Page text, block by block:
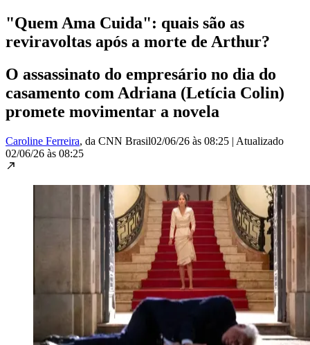
"Quem Ama Cuida": quais são as
reviravoltas após a morte de Arthur?
O assassinato do empresário no dia do
casamento com Adriana (Letícia Colin)
promete movimentar a novela
Caroline Ferreira, da CNN Brasil02/06/26 às 08:25 | Atualizado
02/06/26 às 08:25